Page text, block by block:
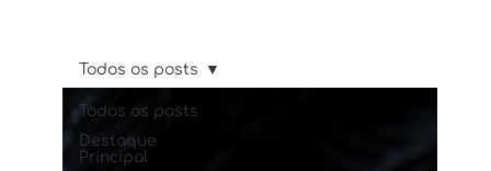
Todos os posts
Destaque
Principal
Todos os posts